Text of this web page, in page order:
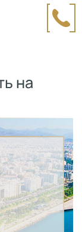
на